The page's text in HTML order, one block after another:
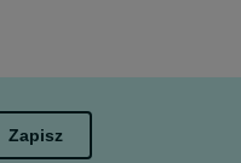
Zapisz